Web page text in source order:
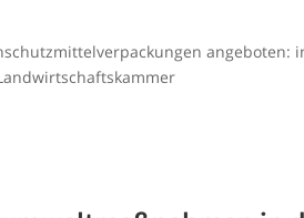
angeboten: